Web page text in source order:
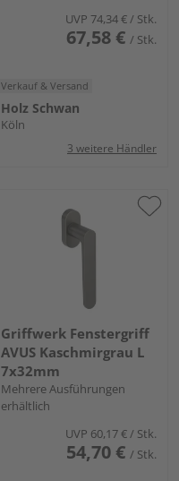
UVP 74,34 €/ Stk.
67,58 € / Stk.
Verkauf & Versand
Holz Schwan
Köln
3 weitere Händler
Griffwerk Fenstergriff
AVUS Kaschmirgrau L
7x32mm
Mehrere Ausführungen
erhältlich
UVP 60,17 €/ Stk.
54,70 € / Stk.